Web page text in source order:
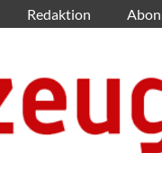
Redaktion